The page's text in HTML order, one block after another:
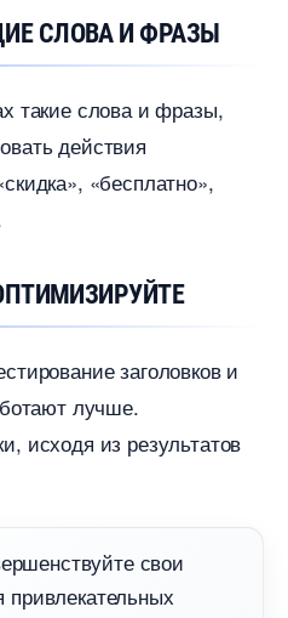
СЛОВА И ФРАЗЫ
такие слова и фразы,
действия
«бесплатно»,
заголовков и
лучше.
исходя из результато
свои
привлекательных